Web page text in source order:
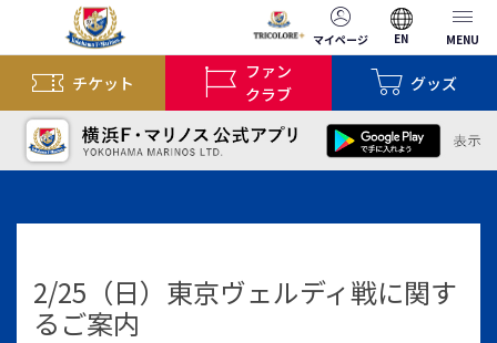
マイページ EN MENU
チケット
ファン
クラブ
グッズ
2/25（日）東京ヴェルディ戦に関す
るご案内